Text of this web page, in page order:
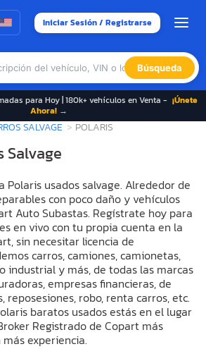
Iniciar Sesión / Registrarse
Búsqueda
para Hoy | 180k+ vehículos en Venta - ¡Únete
Ahora! →
SALVAGE POLARIS
Salvage
Polaris usados salvage. Alrededor de
con poco daño y vehículos
Auto Subastas. Regístrate hoy para
en vivo con tu propia cuenta en la
sin necesitar licencia de
carros, camiones, camionetas,
industrial y más, de todas las marcas
empresas financieras, de
reposesiones, robo, renta carros, etc.
baratos usados estás en el lugar
Registrado de Copart más
experiencia.